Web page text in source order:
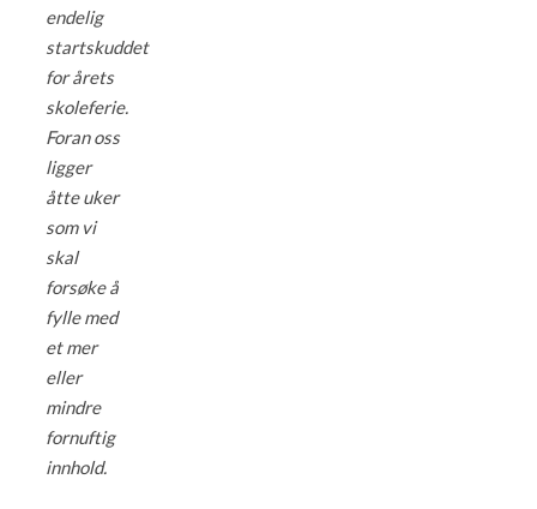
endelig
startskuddet
for årets
skoleferie.
Foran oss
ligger
åtte uker
som vi
skal
forsøke å
fylle med
et mer
eller
mindre
fornuftig
innhold.